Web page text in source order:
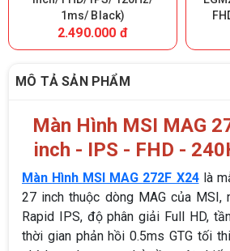
Màn hình VSP IP2702S (27
inch/ FHD/ IPS/ 120Hz/
1ms/ Black)
Màn Hình MSI MAG
inch - IPS - FHD -
Màn Hình MSI MAG 272F X24là
27 inch thuộc dòng MAG của
Rapid IPS, độ phân giải Full HD,